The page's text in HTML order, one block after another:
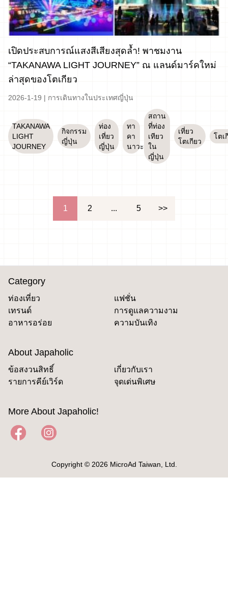
เปิดประสบการณ์แสงสีเสียงสุดล้ำ! พาชมงาน
“TAKANAWA LIGHT JOURNEY” ณ แลนด์มาร์คใหม่
ล่าสุดของโตเกียว
2026-1-19 | การเดินทางในประเทศญี่ปุ่น
TAKANAWA
LIGHT
JOURNEY
กิจกรรม
ญี่ปุ่น
ท่อง
เที่ยว
ญี่ปุ่น
ทา
คา
นาวะ
สถาน
ที่ท่อง
เทียว
ใน
ญี่ปุ่น
เที่ยว
โตเกียว
โตเ
1 2 ... 5 >>
Category
ท่องเที่ยว
แฟชั่น
เทรนด์
การดูแลความงาม
อาหารอร่อย
ความบันเทิง
About Japaholic
ข้อสงวนสิทธิ์
เกี่ยวกับเรา
รายการคีย์เวิร์ด
จุดเด่นพิเศษ
More About Japaholic!
Copyright © 2026 MicroAd Taiwan, Ltd.